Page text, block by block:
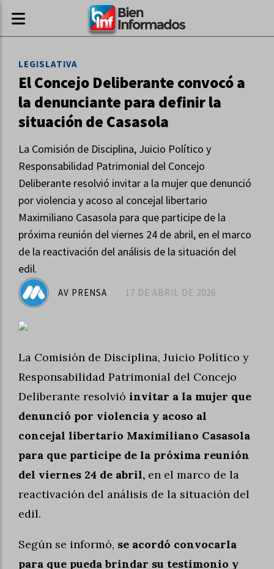
El Concejo Deliberante convocó a
la denunciante para definir la
situación de Casasola
La Comisión de Disciplina, Juicio Político y
Responsabilidad Patrimonial del Concejo
Deliberante resolvió invitar a la mujer que denunció
por violencia y acoso al concejal libertario
Maximiliano Casasola para que participe de la
próxima reunión del viernes 24 de abril, en el marco
de la reactivación del análisis de la situación del
edil.
LEGISLATIVA
17 DE ABRIL DE 2026
AV PRENSA
La Comisión de Disciplina, Juicio Político y
Responsabilidad Patrimonial del Concejo
Deliberante resolvió invitar a la mujer que
denunció por violencia y acoso al
concejal libertario Maximiliano Casasola
para que participe de la próxima reunión
del viernes 24 de abril, en el marco de la
reactivación del análisis de la situación del
edil.
Según se informó, se acordó convocarla
para que pueda brindar su testimonio y